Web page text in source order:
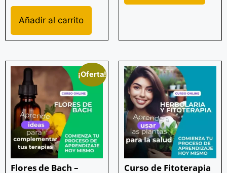
Añadir al carrito
¡Oferta!
Flores de Bach –
Curso de Fitoterapia